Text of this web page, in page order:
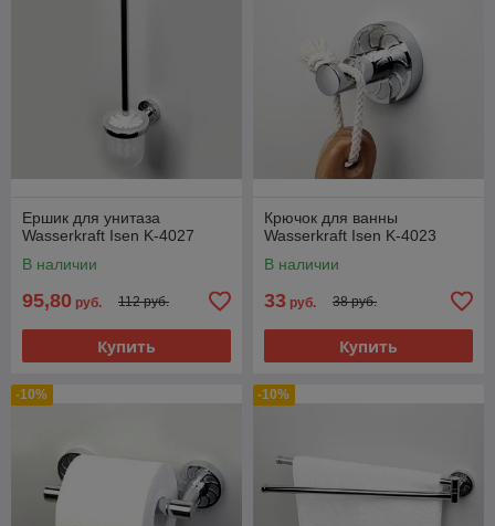
Ершик для унитаза
Wasserkraft Isen K-4027
В наличии
95,80 руб. 112 руб.
Купить
Крючок для ванны
Wasserkraft Isen K-4023
В наличии
33 руб. 38 руб.
Купить
-10% -10%